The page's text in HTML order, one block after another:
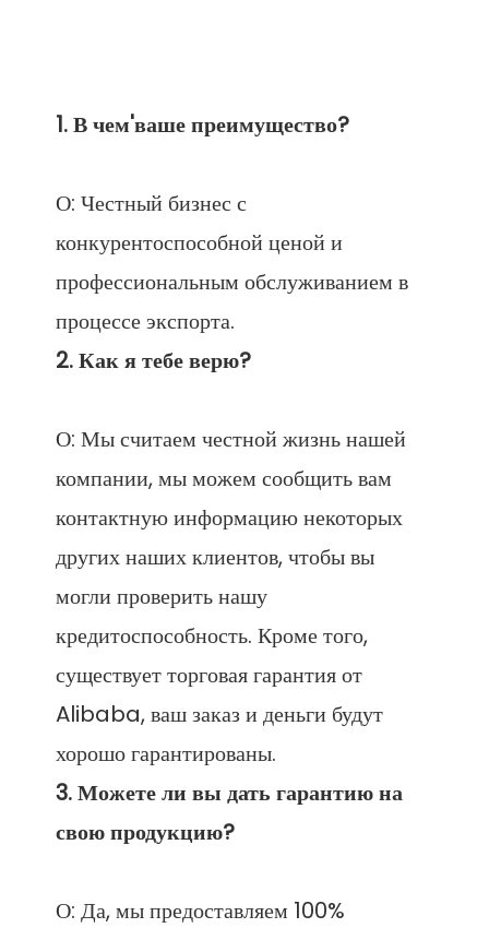
О: Честный бизнес с
конкурентоспособной ценой и
профессиональным обслуживанием в
О: Мы считаем честной жизнь нашей
компании, мы можем сообщить вам
контактную информацию некоторых
других наших клиентов, чтобы вы
могли проверить нашу
кредитоспособность. Кроме того,
существует торговая гарантия от
Alibaba, ваш заказ и деньги будут
3. Можете ли вы дать гарантию на
О: Да, мы предоставляем 100%